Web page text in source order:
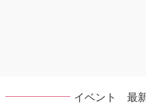
イベント 最